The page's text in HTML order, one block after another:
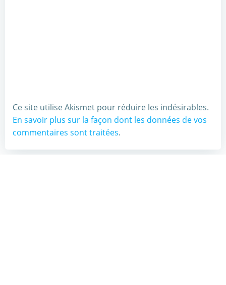
Ce site utilise Akismet pour réduire les indésirables.
En savoir plus sur la façon dont les données de vos
commentaires sont traitées.